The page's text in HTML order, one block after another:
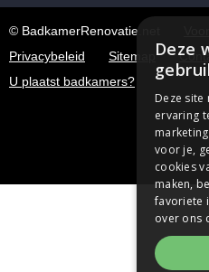
© BadkamerRenovatie.net
Privacybeleid
Sitemap
U plaatst badkamers?
Deze
Deze site
ervaring
voor je,
cookies
maken,
favoriete
over ons